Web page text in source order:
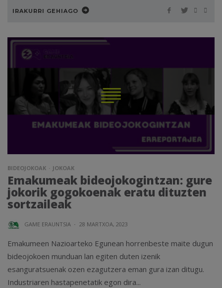
IRAKURRI GEHIAGO
BIDEOJOKOAK JOKOAK
Emakumeak bideojokogintzan: gure
jokorik gogokoenak eratu dituzten
sortzaileak
GAME ERAUNTSIA · 28 MARTXOA, 2023
Emakumeen Nazioarteko Egunean horrenbeste maite dugun
bideojokoen munduan lan egiten duten izenik
esanguratsuenak ozen ezagutzera eman gura izan ditugu.
Industriaren hastapenetatik egon dira...